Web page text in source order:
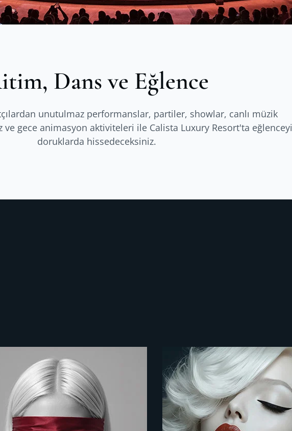
Dans ve Eğlence
unutulmaz performanslar, partiler, showlar, canlı müzik
ve gece animasyon aktiviteleri ile Calista Luxury Resort'ta eğlenceyi
doruklarda hissedeceksiniz.